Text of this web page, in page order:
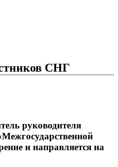
СНГ
руководителя
и направляется на